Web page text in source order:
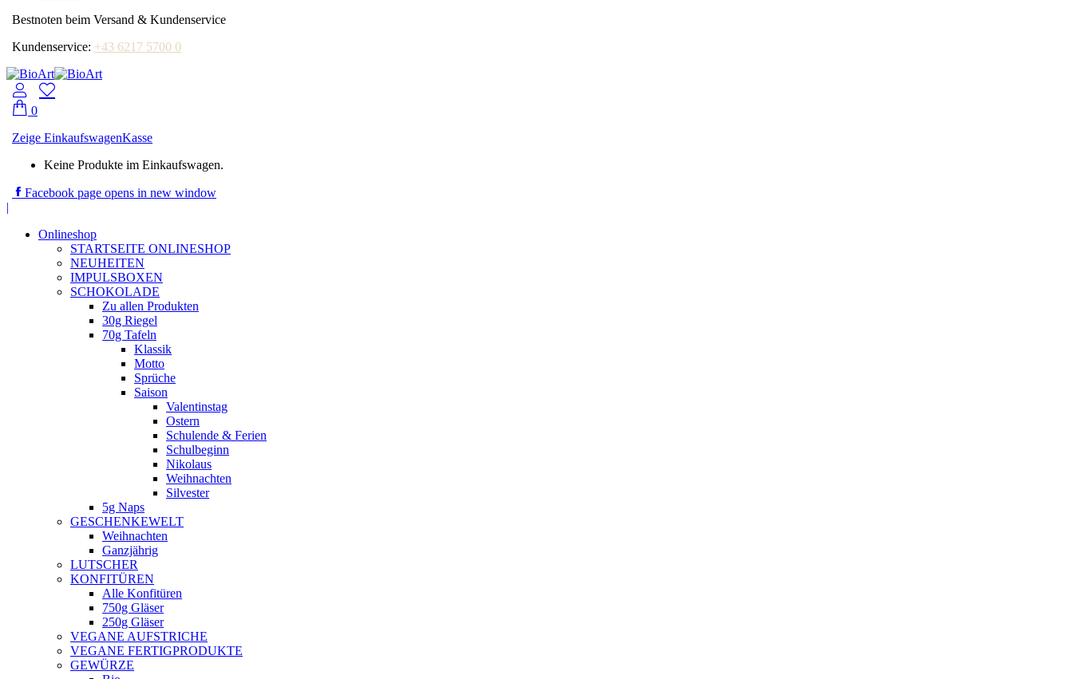
Bestnoten beim Versand & Kundenservice
Kundenservice: +43 6217 5700 0
0
Zeige EinkaufswagenKasse
Keine Produkte im Einkaufswagen.
Facebook page opens in new window
|
Onlineshop
STARTSEITE ONLINESHOP
NEUHEITEN
IMPULSBOXEN
SCHOKOLADE
Zu allen Produkten
30g Riegel
70g Tafeln
Klassik
Motto
Sprüche
Saison
Valentinstag
Ostern
Schulende & Ferien
Schulbeginn
Nikolaus
Weihnachten
Silvester
5g Naps
GESCHENKEWELT
Weihnachten
Ganzjährig
LUTSCHER
KONFITÜREN
Alle Konfitüren
750g Gläser
250g Gläser
VEGANE AUFSTRICHE
VEGANE FERTIGPRODUKTE
GEWÜRZE